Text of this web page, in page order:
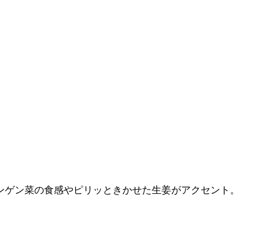
ン菜の食感やピリッときかせた生姜がアクセント。